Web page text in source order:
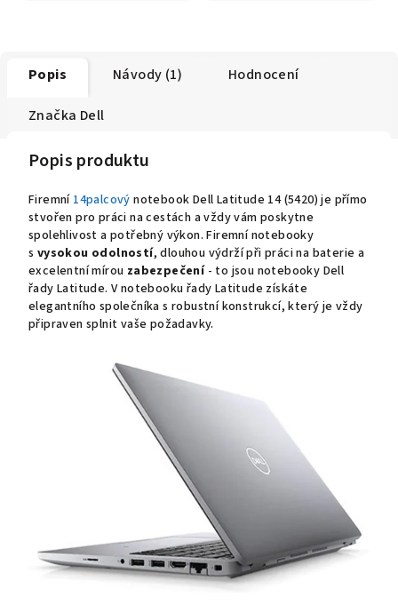
Popis Návody (1) Hodnocení
Značka Dell
Popis produktu
Firemní 14palcový notebook Dell Latitude 14 (5420) je přímo
stvořen pro práci na cestách a vždy vám poskytne
spolehlivost a potřebný výkon. Firemní notebooky
s vysokou odolností, dlouhou výdrží při práci na baterie a
excelentní mírou zabezpečení- to jsou notebooky Dell
řady Latitude. V notebooku řady Latitude získáte
elegantního společníka s robustní konstrukcí, který je vždy
připraven splnit vaše požadavky.